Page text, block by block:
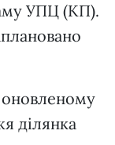
УПЦ (КП).
оновленому
ділянка